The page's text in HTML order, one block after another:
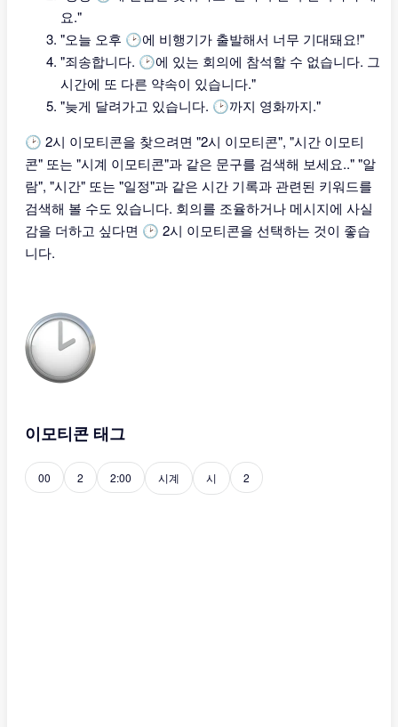
요."
"오늘 오후 🕑에 비행기가 출발해서 너무 기대돼요!"
"죄송합니다. 🕑에 있는 회의에 참석할 수 없습니다. 그
시간에 또 다른 약속이 있습니다."
"늦게 달려가고 있습니다. 🕑까지 영화까지."
🕑 2시 이모티콘을 찾으려면 "2시 이모티콘", "시간 이모티
콘" 또는 "시계 이모티콘"과 같은 문구를 검색해 보세요.." "알
람", "시간" 또는 "일정"과 같은 시간 기록과 관련된 키워드를
검색해 볼 수도 있습니다. 회의를 조율하거나 메시지에 사실
감을 더하고 싶다면 🕑 2시 이모티콘을 선택하는 것이 좋습
니다.
이모티콘 태그
00 2 2:00 시계 시 2